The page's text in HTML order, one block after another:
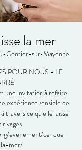
la mer
Gontier-sur-Mayenne
POUR NOUS - LE
une invitation à refaire
expérience sensible de
travers ce qu’elle laisse
rivages.
evenement/ce-que-
la-mer/